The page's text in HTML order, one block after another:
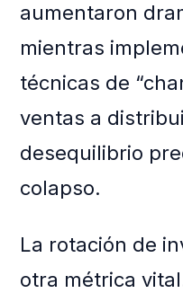
aumentaron
mientras
técnicas de
ventas a
desequilibrio
colapso.
La rotación de
otra métrica